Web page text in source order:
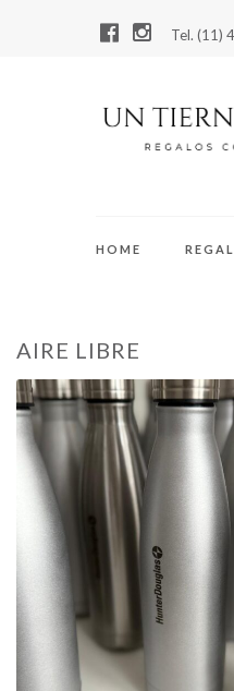
Tel. (11)
HOME
AIRE LIBRE